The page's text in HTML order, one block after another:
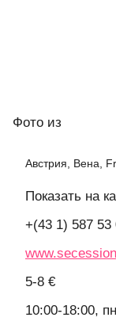
Фото из
Австрия, Вена,
Показать на
+(43 1) 587 53
5-8 €
10:00-18:00,